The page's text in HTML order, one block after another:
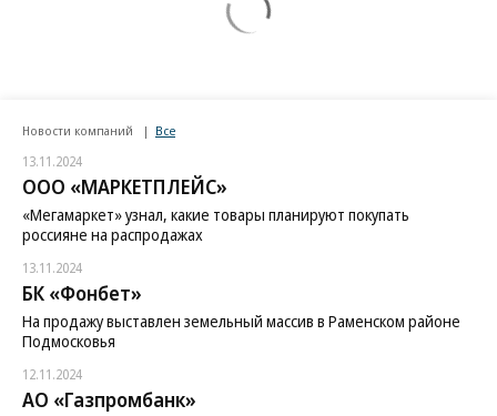
Новости компаний Все
13.11.2024
ООО «МАРКЕТПЛЕЙС»
«Мегамаркет» узнал, какие товары планируют покупать
россияне на распродажах
13.11.2024
БК «Фонбет»
На продажу выставлен земельный массив в Раменском районе
Подмосковья
12.11.2024
АО «Газпромбанк»